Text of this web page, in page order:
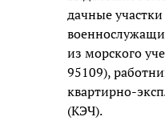
дачные
из морского
95109),
квартирно-
(КЭЧ).